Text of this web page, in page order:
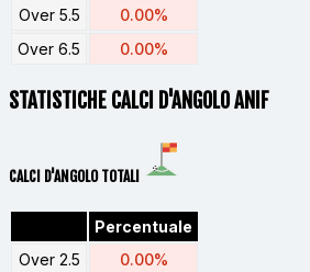
Over 5.5
0.00%
Over 6.5
0.00%
STATISTICHE CALCI D'ANGOLO ANIF
CALCI D'ANGOLO TOTALI
Percentuale
Over 2.5
0.00%